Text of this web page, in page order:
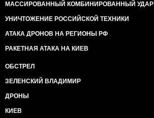
МАССИРОВАННЫЙ КОМБИНИРОВАННЫЙ УДАР
УНИЧТОЖЕНИЕ РОССИЙСКОЙ ТЕХНИКИ
АТАКА ДРОНОВ НА РЕГИОНЫ РФ
РАКЕТНАЯ АТАКА НА КИЕВ
ОБСТРЕЛ
ЗЕЛЕНСКИЙ ВЛАДИМИР
ДРОНЫ
КИЕВ